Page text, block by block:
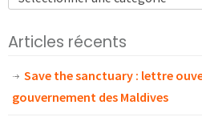
Articles récents
Save the sanctuary : lettre
gouvernement des Maldives